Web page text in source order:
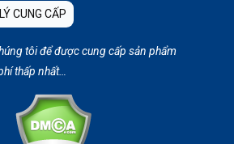
CUNG CẤP
tôi để được cung cấp sản phẩm
thấp nhất…